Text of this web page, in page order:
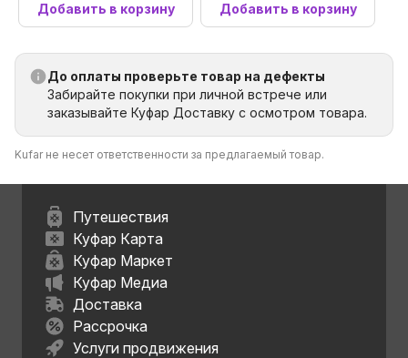
Добавить в корзину
Добавить в корзину
До оплаты проверьте товар на дефекты
Забирайте покупки при личной встрече или
заказывайте Куфар Доставку с осмотром товара.
Kufar не несет ответственности за предлагаемый товар.
Путешествия
Куфар Карта
Куфар Маркет
Куфар Медиа
Доставка
Рассрочка
Услуги продвижения